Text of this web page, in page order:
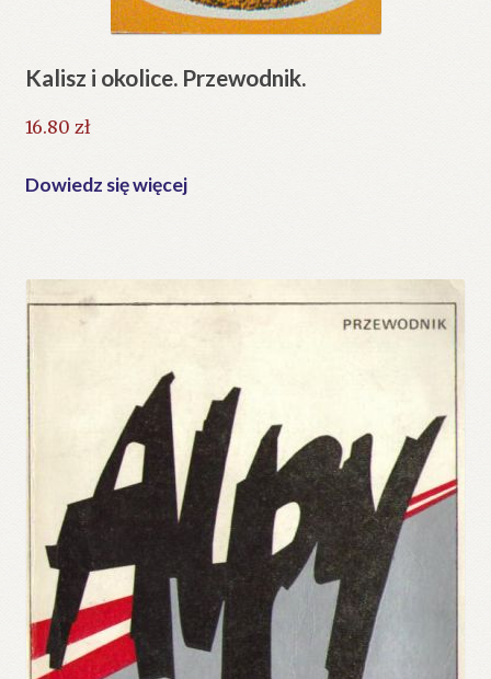
Kalisz i okolice. Przewodnik.
16.80 zł
Dowiedz się więcej